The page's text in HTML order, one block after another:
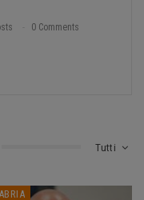
0 Comments
Tutti